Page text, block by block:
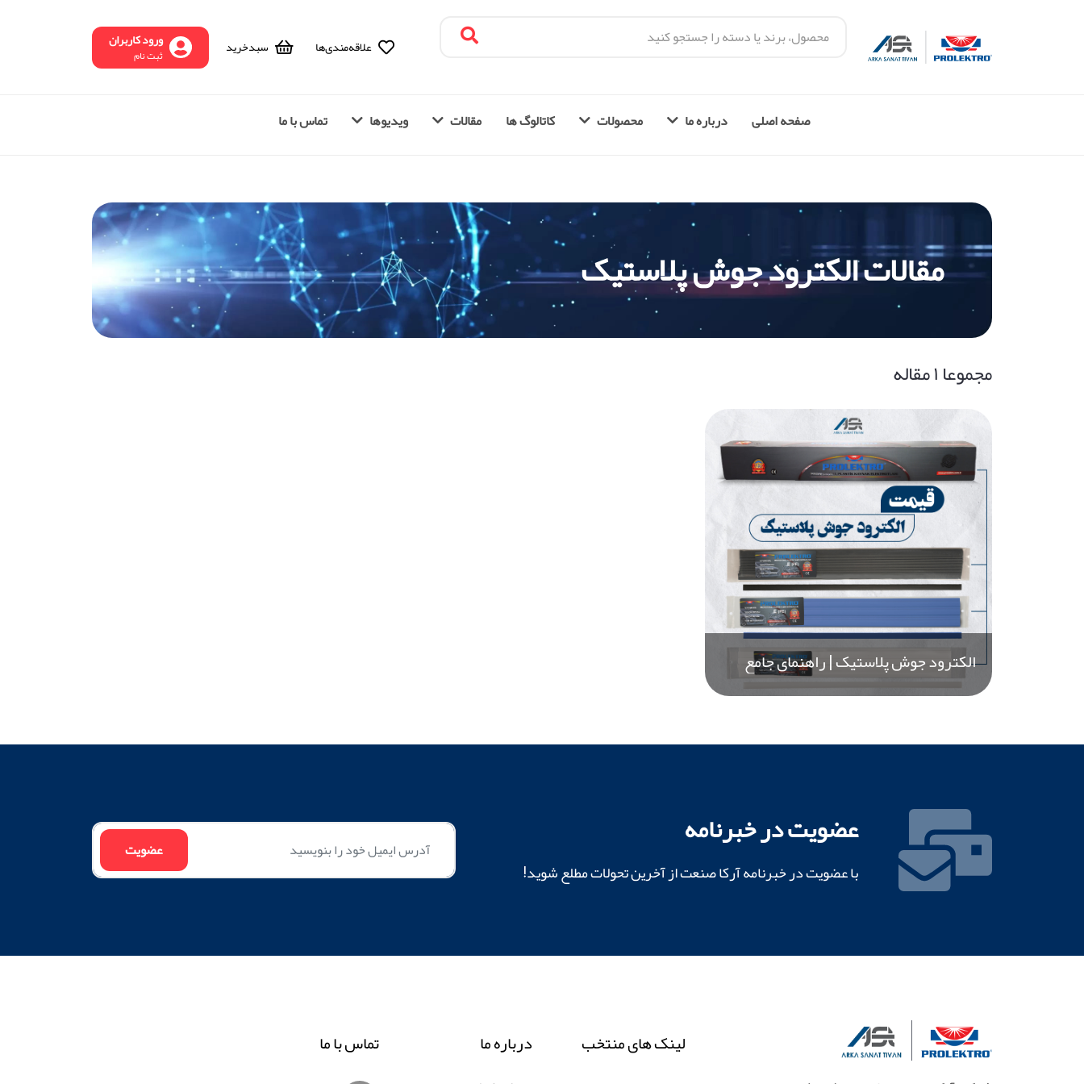
علاقه‌مندی‌ها سبد‌خرید ورود کاربران
ثبت نام
صفحه اصلی درباره ما محصولات کاتالوگ ها مقالات ویدیوها تماس با ما
مقالات الکترود جوش پلاستیک
مجموعا ۱ مقاله
الکترود جوش پلاستیک | راهنمای جامع
انتخاب، خرید و استفاده از سیم جوش
عضویت در خبرنامه
با عضویت در خبرنامه آرکا صنعت از آخرین تحولات مطلع شوید!
لینک های منتخب درباره ما تماس با ما